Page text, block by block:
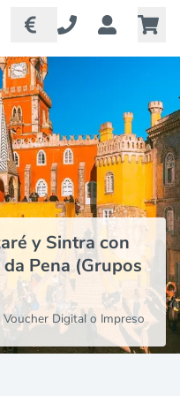
y Sintra con
Pena (Grupos
Voucher Digital o Impreso